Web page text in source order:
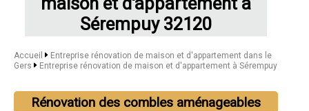
Sérempuy 32120
Accueil
Entreprise rénovation de maison et d'appartement dans le
Gers
Entreprise rénovation de maison et d'appartement à Sérempuy
Rénovation des combles aménageables